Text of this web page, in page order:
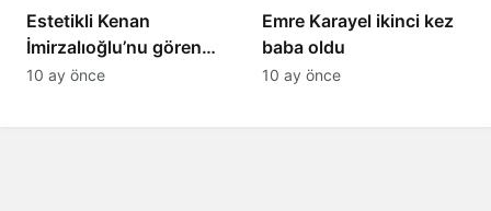
Estetikli Kenan
İmirzalıoğlu’nu gören
tanıyamıyor: Son hali
10 ay önce
Emre Karayel ikinci kez
baba oldu
10 ay önce